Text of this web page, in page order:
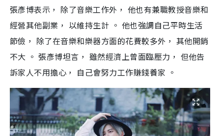
張彥博表示， 除了音樂工作外， 他也有兼職教授音樂和
經營其他副業， 以維持生計 。 他也強調自己平時生活
節儉， 除了在音樂和樂器方面的花費較多外， 其他開銷
不大 。 張彥博坦言， 雖然經濟上曾面臨壓力， 但他告
訴家人不用擔心， 自己會努力工作賺錢養家 。